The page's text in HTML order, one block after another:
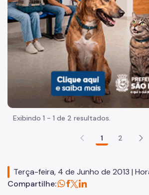
Quadro de Serviços - Portal SP156
Histórico
Notícias
Programação Biblioteca Viva
Programação Local
Acesse a BiblioSP Digital
Serviços de Extensão
Biblioteca Monteiro Lobato
Exibindo 1 - 1 de 2 resultados.
1 2
Terça-feira, 4 de Junho de 2013 |
Compartilhe: